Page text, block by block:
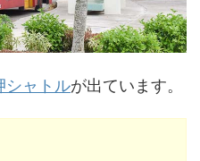
シャトルが出ています。